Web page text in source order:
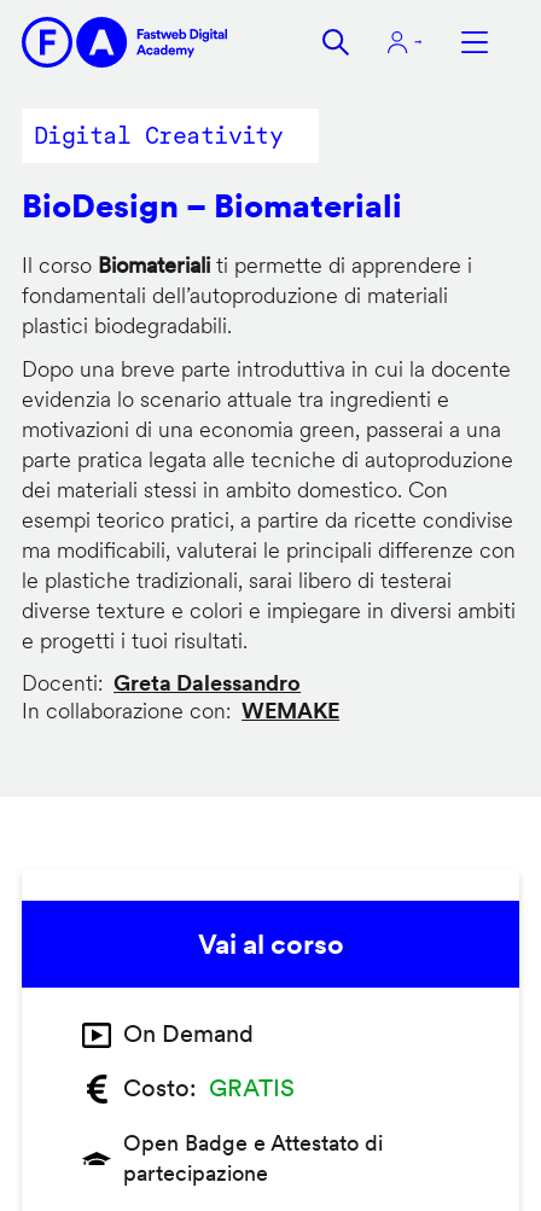
contenuto
Digital Creativity
BioDesign – Biomateriali
Il corso Biomaterialiti permette di apprendere i
fondamentali dell’autoproduzione di materiali
plastici biodegradabili.
Dopo una breve parte introduttiva in cui la docente
evidenzia lo scenario attuale tra ingredienti e
motivazioni di una economia green, passerai a una
parte pratica legata alle tecniche di autoproduzione
dei materiali stessi in ambito domestico. Con
esempi teorico pratici, a partire da ricette condivise
ma modificabili, valuterai le principali differenze con
le plastiche tradizionali, sarai libero di testerai
diverse texture e colori e impiegare in diversi ambiti
e progetti i tuoi risultati.
Docenti
Greta Dalessandro
In collaborazione con
WEMAKE
Vai al corso
On Demand
Costo
GRATIS
Open Badge e Attestato di
partecipazione